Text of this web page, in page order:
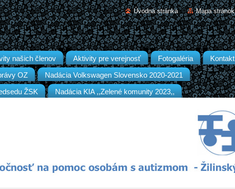
Úvodná stránka Mapa stránok
našich členov Aktivity pre verejnosť Fotogaléria Kontakt
OZ Nadácia Volkswagen Slovensko 2020-2021
ŽSK Nadácia KIA ,,Zelené komunity 2023,,